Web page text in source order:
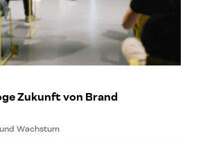
Zukunft von Brand
Wachstum